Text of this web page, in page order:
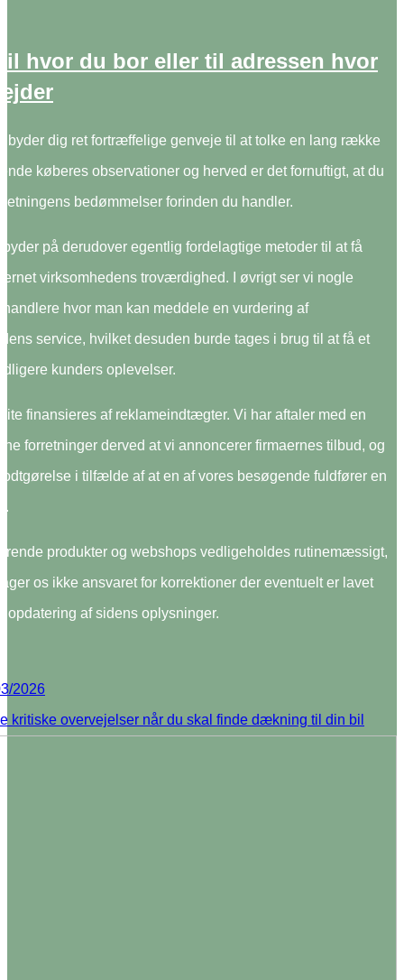
hvor du bor eller til adressen hvor
dig ret fortræffelige genveje til at tolke en lang række
køberes observationer og herved er det fornuftigt, at du
bedømmelser forinden du handler.
på derudover egentlig fordelagtige metoder til at få
virksomhedens troværdighed. I øvrigt ser vi nogle
hvor man kan meddele en vurdering af
service, hvilket desuden burde tages i brug til at få et
kunders oplevelser.
finansieres af reklameindtægter. Vi har aftaler med en
forretninger derved at vi annoncerer firmaernes tilbud, og
i tilfælde af at en af vores besøgende fuldfører en
produkter og webshops vedligeholdes rutinemæssigt,
os ikke ansvaret for korrektioner der eventuelt er lavet
opdatering af sidens oplysninger.
2026
kritiske overvejelser når du skal finde dækning til din bil